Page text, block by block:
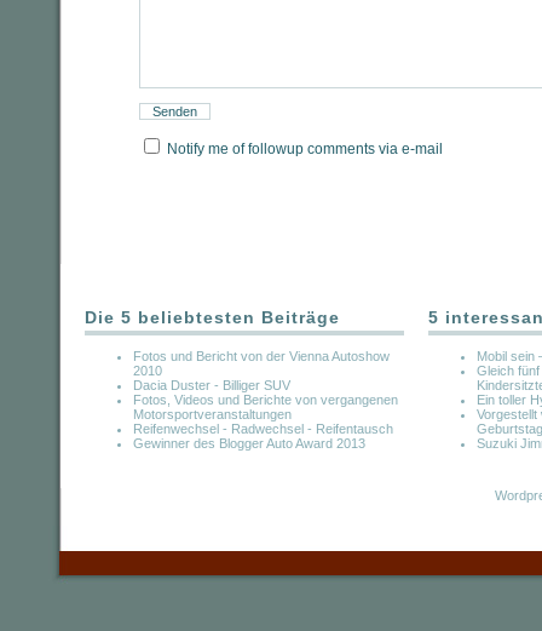
Notify me of followup comments via e-mail
Die 5 beliebtesten Beiträge
Fotos und Bericht von der Vienna Autoshow
2010
Dacia Duster - Billiger SUV
Fotos, Videos und Berichte von vergangenen
Motorsportveranstaltungen
Reifenwechsel - Radwechsel - Reifentausch
Gewinner des Blogger Auto Award 2013
5
Mobil sein
Gleich fünf
Ein toller
Vorgestellt
Suzuki